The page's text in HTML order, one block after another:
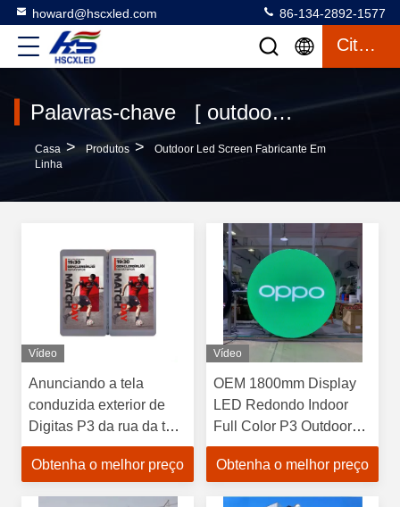
howard@hscxled.com 86-134-2892-1577
Citações
Palavras-chave [ outdoor led screen ] combinação 188 produtos
Casa > Produtos >
Outdoor Led Screen Fabricante Em
Linha
Vídeo
Anunciando a tela
conduzida exterior de
Digitas P3 da rua da tela
de exposição do diodo
emissor de luz de Polo
Obtenha o melhor preço
Vídeo
OEM 1800mm Display
LED Redondo Indoor
Full Color P3 Outdoor
Led Screen
Obtenha o melhor preço